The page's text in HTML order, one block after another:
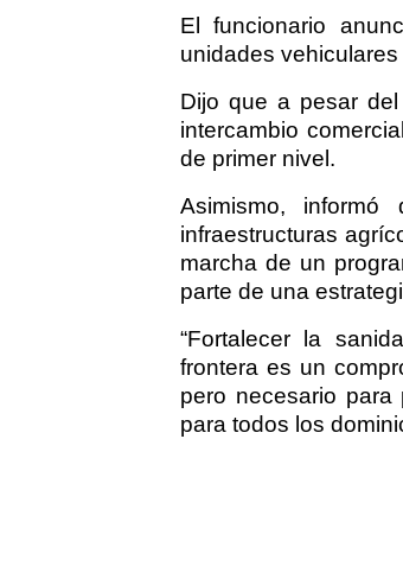
El funcionario
unidades
Dijo que a pesar
intercambio
de primer nivel.
Asimismo,
infraestructuras
marcha de un
parte de una
“Fortalecer la
frontera es un
pero necesario para
para todos los